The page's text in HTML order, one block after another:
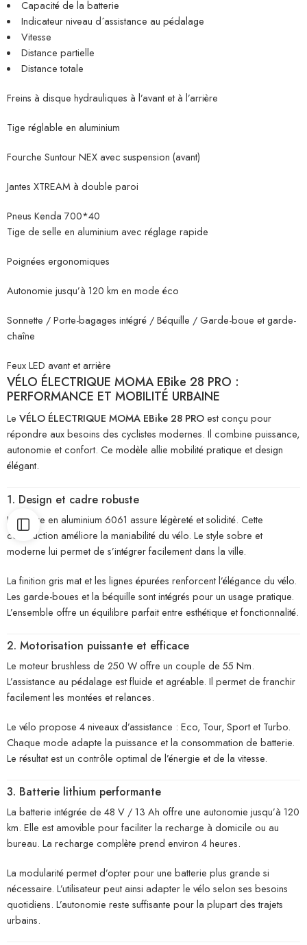
Capacité de la batterie
Indicateur niveau d´assistance au pédalage
Vitesse
Distance partielle
Distance totale
Freins à disque hydrauliques à l’avant et à l’arrière
Tige réglable en aluminium
Fourche Suntour NEX avec suspension (avant)
Jantes XTREAM à double paroi
Pneus Kenda 700*40
Tige de selle en aluminium avec réglage rapide
Poignées ergonomiques
Autonomie jusqu’à 120 km en mode éco
Sonnette / Porte-bagages intégré / Béquille / Garde-boue et garde-
chaîne
Feux LED avant et arrière
VÉLO ÉLECTRIQUE MOMA EBike 28 PRO :
PERFORMANCE ET MOBILITÉ URBAINE
Le VÉLO ÉLECTRIQUE MOMA EBike 28 PROest conçu pour
répondre aux besoins des cyclistes modernes. Il combine puissance,
autonomie et confort. Ce modèle allie mobilité pratique et design
élégant.
1. Design et cadre robuste
Le cadre en aluminium 6061 assure légèreté et solidité. Cette
construction améliore la maniabilité du vélo. Le style sobre et
moderne lui permet de s’intégrer facilement dans la ville.
La finition gris mat et les lignes épurées renforcent l’élégance du vélo.
Les garde-boues et la béquille sont intégrés pour un usage pratique.
L’ensemble offre un équilibre parfait entre esthétique et fonctionnalité.
2. Motorisation puissante et efficace
Le moteur brushless de 250 W offre un couple de 55 Nm.
L’assistance au pédalage est fluide et agréable. Il permet de franchir
facilement les montées et relances.
Le vélo propose 4 niveaux d’assistance : Eco, Tour, Sport et Turbo.
Chaque mode adapte la puissance et la consommation de batterie.
Le résultat est un contrôle optimal de l’énergie et de la vitesse.
3. Batterie lithium performante
La batterie intégrée de 48 V / 13 Ah offre une autonomie jusqu’à 120
km. Elle est amovible pour faciliter la recharge à domicile ou au
bureau. La recharge complète prend environ 4 heures.
La modularité permet d’opter pour une batterie plus grande si
nécessaire. L’utilisateur peut ainsi adapter le vélo selon ses besoins
quotidiens. L’autonomie reste suffisante pour la plupart des trajets
urbains.